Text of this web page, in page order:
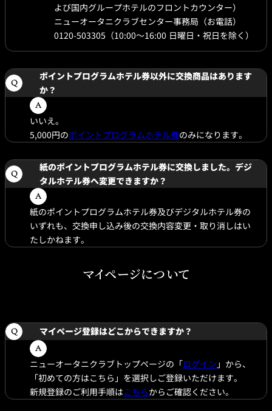
よび国内グループホテルのフロントカウンター）
ニューオータニクラブセンター事務局（お電話）
0120-503305（10:00〜16:00 日曜日・祝日を除く）
ポイントプログラムホテル券以外に交換商品はあります
か？
いいえ。
5,000円のポイントプログラムホテル券のみになります。
紙のポイントプログラムホテル券に交換しました。デジ
タルホテル券へ変更できますか？
紙のポイントプログラムホテル券及びデジタルホテル券の
いずれも、交換申し込み後の交換内容変更・取り消しはい
たしかねます。
マイページについて
マイページ登録はどこからできますか？
ニューオータニクラブトップページの「ログイン 」から、
「初めての方はこちら」を選択しご登録いただけます。
新規登録のご利用手順はこちらからご確認ください。